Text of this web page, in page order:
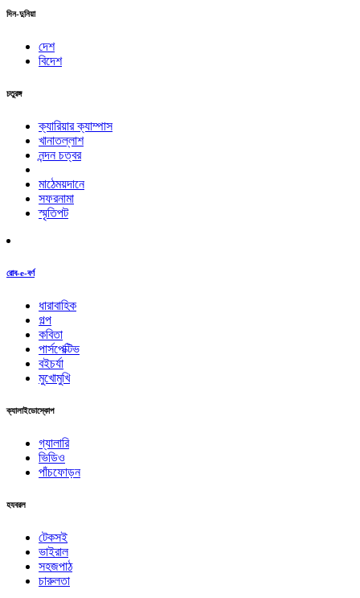
দিন-দুনিয়া
দেশ
বিদেশ
চতুরঙ্গ
ক্যারিয়ার ক্যাম্পাস
খানাতল্লাশ
নন্দন চত্বর
মাঠেময়দানে
সফরনামা
স্মৃতিপট
রোব-e-বর্ণ
ধারাবাহিক
গল্প
কবিতা
পার্সপেক্টিভ
বইচর্যা
মুখোমুখি
ক্যালাইডোস্কোপ
গ্যালারি
ভিডিও
পাঁচফোড়ন
হযবরল
টেকসই
ভাইরাল
সহজপাঠ
চারুলতা